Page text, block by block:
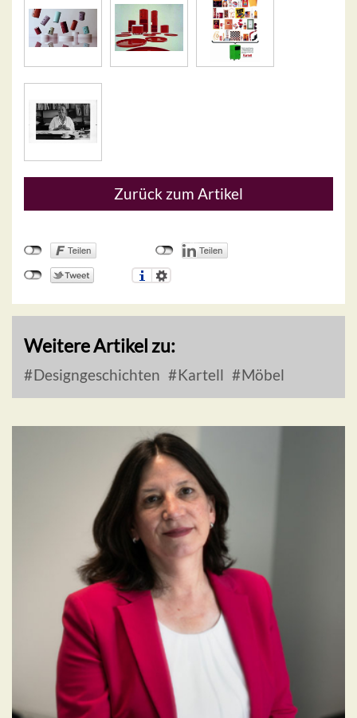
Zurück zum Artikel
Weitere Artikel zu:
Designgeschichten Kartell Möbel